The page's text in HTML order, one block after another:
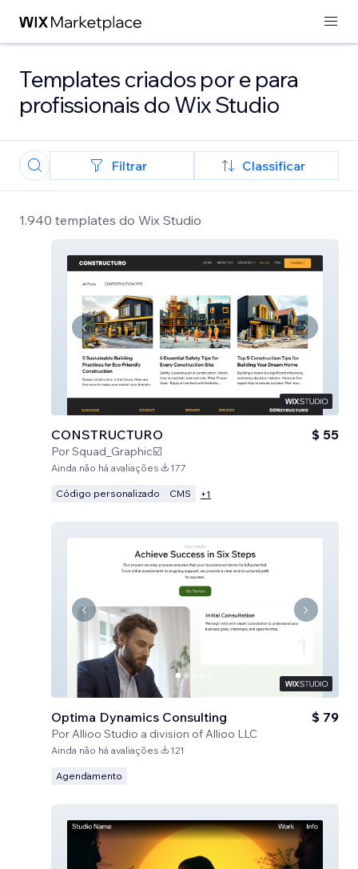
Templates criados por e para
profissionais do Wix Studio
Filtrar Classificar
1.940 templates do Wix Studio
CONSTRUCTURO
PorSquad_Graphic☑️
$ 55
Ainda não há avaliações 177
Código personalizado CMS +1
Optima Dynamics Consulting
PorAllioo Studio a division of Allioo LLC
$ 79
Ainda não há avaliações 121
Agendamento